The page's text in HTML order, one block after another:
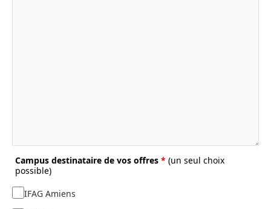
Campus destinataire de vos offres * (un seul choix
possible)
IFAG Amiens